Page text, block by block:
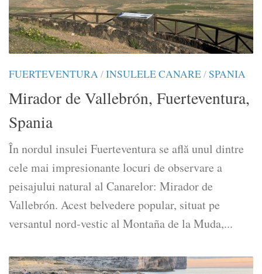
FUERTEVENTURA/INSULELE CANARE/SPANIA
Mirador de Vallebrón, Fuerteventura,
Spania
În nordul insulei Fuerteventura se află unul dintre
cele mai impresionante locuri de observare a
peisajului natural al Canarelor: Mirador de
Vallebrón. Acest belvedere popular, situat pe
versantul nord‑vestic al Montaña de la Muda,...